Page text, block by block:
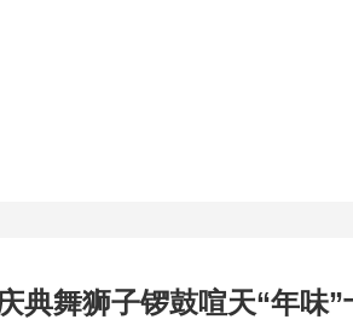
典舞狮子锣鼓喧天“年味”